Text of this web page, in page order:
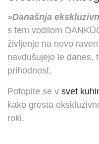
»Današnja
s tem vodilom
življenje na novo
navdušujejo le danes,
prihodnost.
Potopite se v svet
kako gresta
roki.